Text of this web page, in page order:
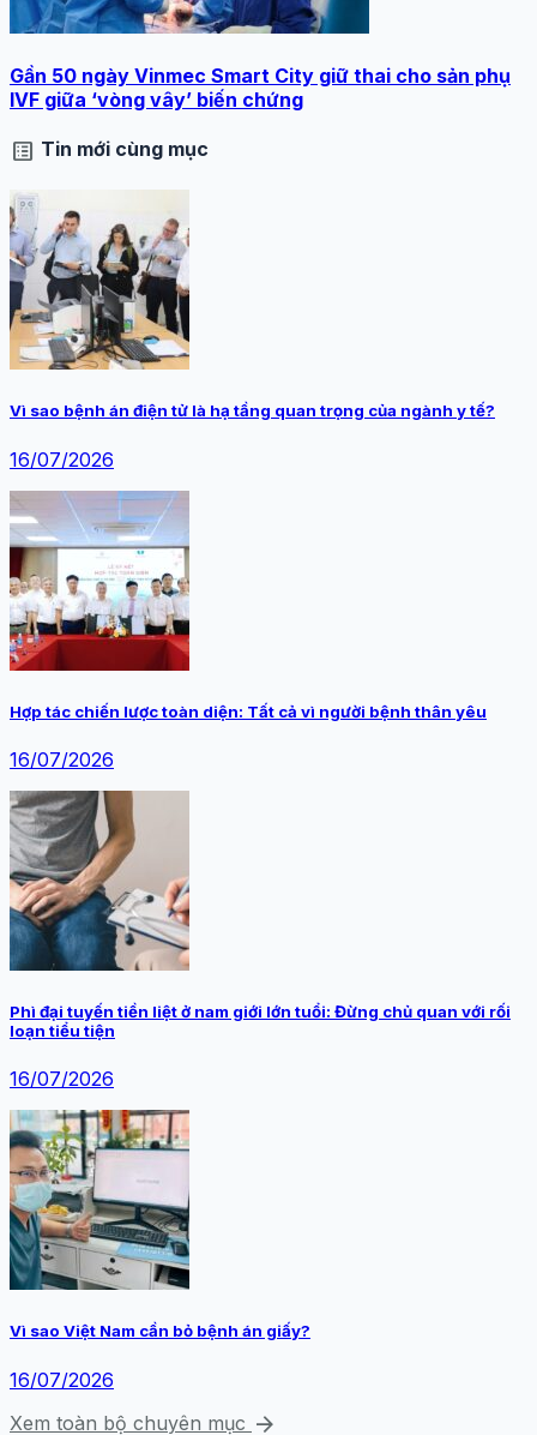
Gần 50 ngày Vinmec Smart City giữ thai cho sản phụ
IVF giữa ‘vòng vây’ biến chứng
list_alt Tin mới cùng mục
Vì sao bệnh án điện tử là hạ tầng quan trọng của ngành y tế?
16/07/2026
Hợp tác chiến lược toàn diện: Tất cả vì người bệnh thân yêu
16/07/2026
Phì đại tuyến tiền liệt ở nam giới lớn tuổi: Đừng chủ quan với rối
loạn tiểu tiện
16/07/2026
Vì sao Việt Nam cần bỏ bệnh án giấy?
16/07/2026
Xem toàn bộ chuyên mục arrow_forward